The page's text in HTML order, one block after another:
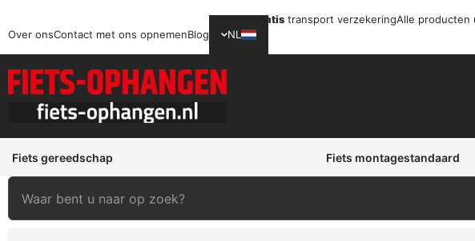
Gratis transport verzekeringAlle producten
Over onsContact met ons opnemenBlog NL
Fiets gereedschap Fiets montagestandaard